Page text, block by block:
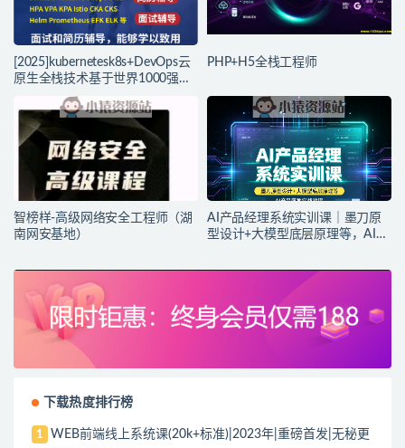
[2025]kubernetesk8s+DevOps云
原生全栈技术基于世界1000强实
PHP+H5全栈工程师
智榜样-高级网络安全工程师（湖
南网安基地）
AI产品经理系统实训课｜墨刀原
型设计+大模型底层原理等，AI产
下载热度排行榜
1
WEB前端线上系统课(20k+标准)|2023年|重磅首发|无秘更